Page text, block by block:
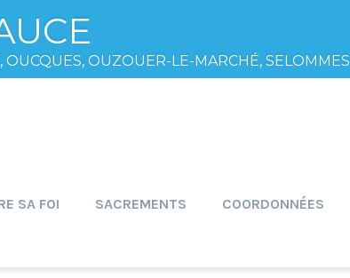
OUZOUER-LE-MARCHÉ, SELOMMES
SA FOI SACREMENTS COORDONNÉES